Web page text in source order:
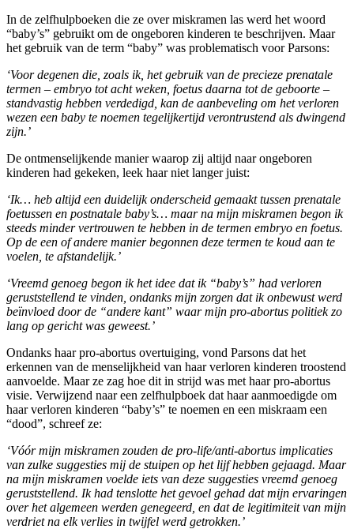
In de zelfhulpboeken die ze over miskramen las werd het woord
“baby’s” gebruikt om de ongeboren kinderen te beschrijven. Maar
het gebruik van de term “baby” was problematisch voor Parsons:
‘Voor degenen die, zoals ik, het gebruik van de precieze prenatale
termen – embryo tot acht weken, foetus daarna tot de geboorte –
standvastig hebben verdedigd, kan de aanbeveling om het verloren
wezen een baby te noemen tegelijkertijd verontrustend als dwingend
zijn.’
De ontmenselijkende manier waarop zij altijd naar ongeboren
kinderen had gekeken, leek haar niet langer juist:
‘Ik… heb altijd een duidelijk onderscheid gemaakt tussen prenatale
foetussen en postnatale baby’s… maar na mijn miskramen begon ik
steeds minder vertrouwen te hebben in de termen embryo en foetus.
Op de een of andere manier begonnen deze termen te koud aan te
voelen, te afstandelijk.’
‘Vreemd genoeg begon ik het idee dat ik “baby’s” had verloren
geruststellend te vinden, ondanks mijn zorgen dat ik onbewust werd
beïnvloed door de “andere kant” waar mijn pro-abortus politiek zo
lang op gericht was geweest.’
Ondanks haar pro-abortus overtuiging, vond Parsons dat het
erkennen van de menselijkheid van haar verloren kinderen troostend
aanvoelde. Maar ze zag hoe dit in strijd was met haar pro-abortus
visie. Verwijzend naar een zelfhulpboek dat haar aanmoedigde om
haar verloren kinderen “baby’s” te noemen en een miskraam een
“dood”, schreef ze:
‘Vóór mijn miskramen zouden de pro-life/anti-abortus implicaties
van zulke suggesties mij de stuipen op het lijf hebben gejaagd. Maar
na mijn miskramen voelde iets van deze suggesties vreemd genoeg
geruststellend. Ik had tenslotte het gevoel gehad dat mijn ervaringen
over het algemeen werden genegeerd, en dat de legitimiteit van mijn
verdriet na elk verlies in twijfel werd getrokken.’